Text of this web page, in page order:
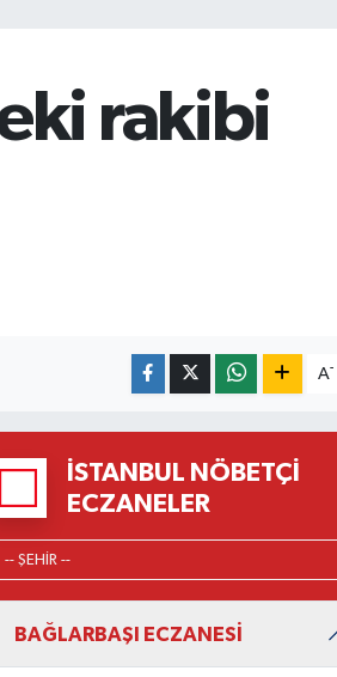
rakibi
A-
İSTANBUL NÖBETÇI
ECZANELER
BAĞLARBAŞI ECZANESİ